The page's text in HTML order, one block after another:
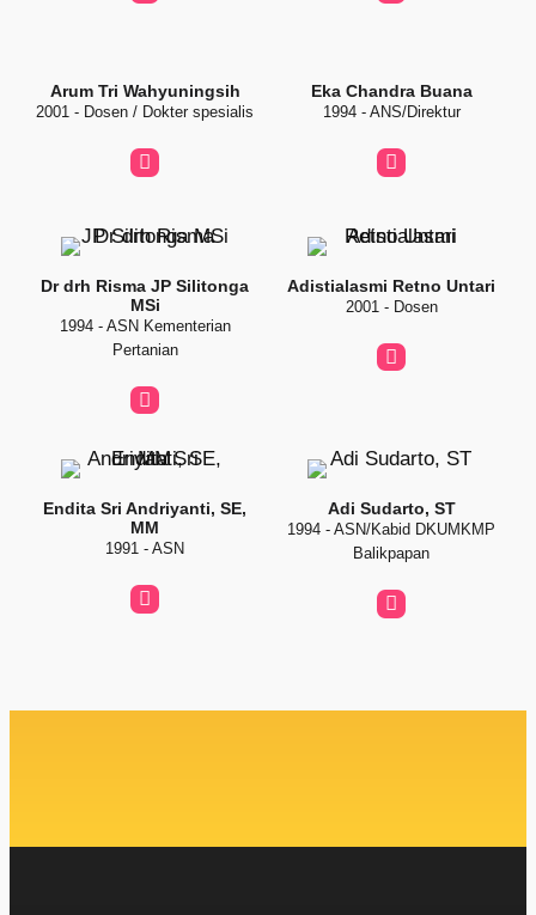
Arum Tri Wahyuningsih
2001 - Dosen / Dokter spesialis
Eka Chandra Buana
1994 - ANS/Direktur
Dr drh Risma JP Silitonga
MSi
1994 - ASN Kementerian
Pertanian
Adistialasmi Retno Untari
2001 - Dosen
Endita Sri Andriyanti, SE,
MM
1991 - ASN
Adi Sudarto, ST
1994 - ASN/Kabid DKUMKMP
Balikpapan